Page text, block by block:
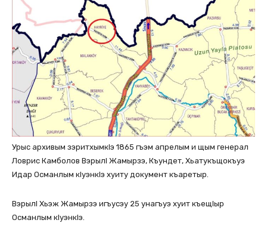
Урыс архивым зэритхымкlэ 1865 гъэм апрелым и щым генерал
Ловрис Камболов Вэрылl Жамырзэ, Къундет, Хьатукъщокъуэ
Идар Османлым кlуэнкlэ хуиту документ къаретыр.
Вэрылl Хьэж Жамырзэ игъусэу 25 унагъуэ хуит къещlыр
Османлым кlуэнкlэ.